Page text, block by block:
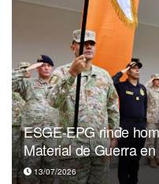
ESGE-EPG rinde
Material de Guerra
13/07/2026